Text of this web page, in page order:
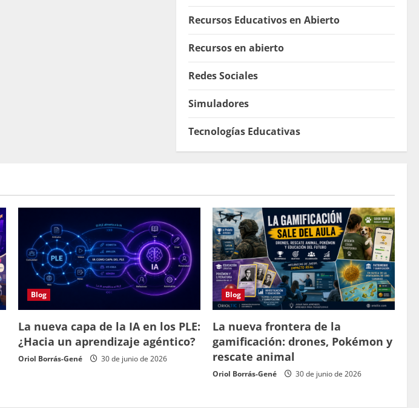
Recursos Educativos en Abierto
Recursos en abierto
Redes Sociales
Simuladores
Tecnologías Educativas
Blog
La nueva capa de la IA en los PLE:
¿Hacia un aprendizaje agéntico?
Oriol Borrás-Gené 30 de junio de 2026
Blog
La nueva frontera de la
gamificación: drones, Pokémon y
rescate animal
Oriol Borrás-Gené 30 de junio de 2026